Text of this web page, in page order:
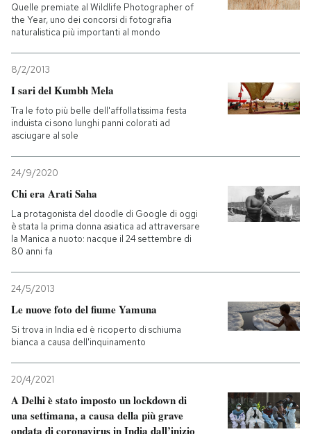
Quelle premiate al Wildlife Photographer of
the Year, uno dei concorsi di fotografia
naturalistica più importanti al mondo
8/2/2013
I sari del Kumbh Mela
Tra le foto più belle dell'affollatissima festa
induista ci sono lunghi panni colorati ad
asciugare al sole
24/9/2020
Chi era Arati Saha
La protagonista del doodle di Google di oggi
è stata la prima donna asiatica ad attraversare
la Manica a nuoto: nacque il 24 settembre di
80 anni fa
24/5/2013
Le nuove foto del fiume Yamuna
Si trova in India ed è ricoperto di schiuma
bianca a causa dell'inquinamento
20/4/2021
A Delhi è stato imposto un lockdown di
una settimana, a causa della più grave
ondata di coronavirus in India dall’inizio